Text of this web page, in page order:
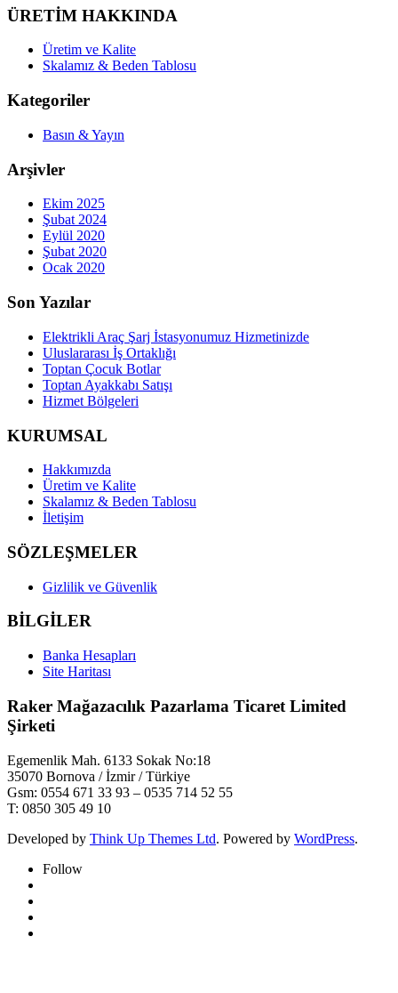
ÜRETİM HAKKINDA
Üretim ve Kalite
Skalamız & Beden Tablosu
Kategoriler
Basın & Yayın
Arşivler
Ekim 2025
Şubat 2024
Eylül 2020
Şubat 2020
Ocak 2020
Son Yazılar
Elektrikli Araç Şarj İstasyonumuz Hizmetinizde
Uluslararası İş Ortaklığı
Toptan Çocuk Botlar
Toptan Ayakkabı Satışı
Hizmet Bölgeleri
KURUMSAL
Hakkımızda
Üretim ve Kalite
Skalamız & Beden Tablosu
İletişim
SÖZLEŞMELER
Gizlilik ve Güvenlik
BİLGİLER
Banka Hesapları
Site Haritası
Raker Mağazacılık Pazarlama Ticaret Limited
Şirketi
Egemenlik Mah. 6133 Sokak No:18
35070 Bornova / İzmir / Türkiye
Gsm: 0554 671 33 93 – 0535 714 52 55
T: 0850 305 49 10
Developed by Think Up Themes Ltd. Powered by WordPress.
Follow